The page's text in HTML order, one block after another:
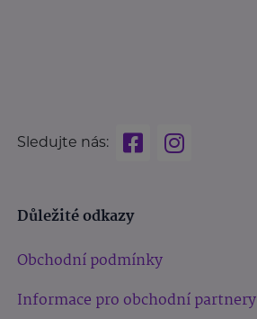
Sledujte nás:
Důležité odkazy
Obchodní podmínky
Informace pro obchodní partnery